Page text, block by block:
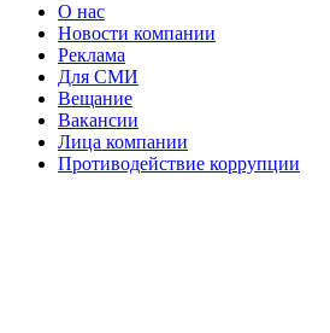
О нас
Новости компании
Реклама
Для СМИ
Вещание
Вакансии
Лица компании
Противодействие коррупции